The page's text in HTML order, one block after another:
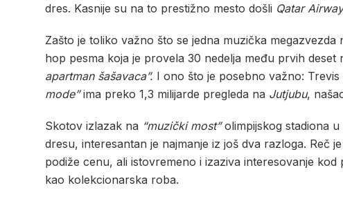
dres. Kasnije su na to prestižno mesto došli Qatar
Zašto je toliko važno što se jedna muzička
hop pesma koja je provela 30 nedelja među prvih
apartman šašavaca”. I ono što je posebno važno:
mode”ima preko 1,3 milijarde pregleda na Jutjubu,
Skotov izlazak na “muzički most”olimpijskog stadiona
dresu, interesantan je najmanje iz još dva razloga. Reč
podiže cenu, ali istovremeno i izaziva interesovanje
kao kolekcionarska roba.